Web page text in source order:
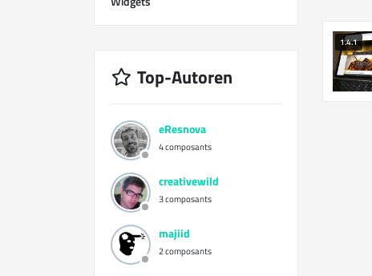
Top-Autoren
eResnova
4 composants
creativewild
3 composants
majiid
2 composants
1.4.1